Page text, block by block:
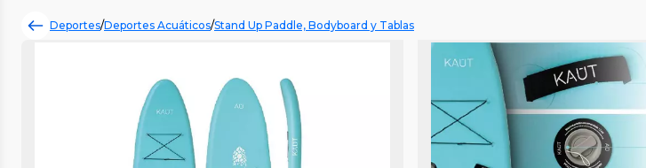
Deportes/Deportes Acuáticos/Stand Up Paddle, Bodyboard y Tablas